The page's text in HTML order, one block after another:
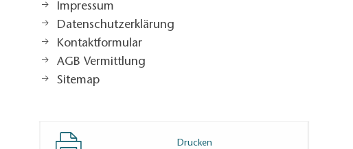
Impressum
Datenschutzerklärung
Kontaktformular
AGB Vermittlung
Sitemap
Drucken